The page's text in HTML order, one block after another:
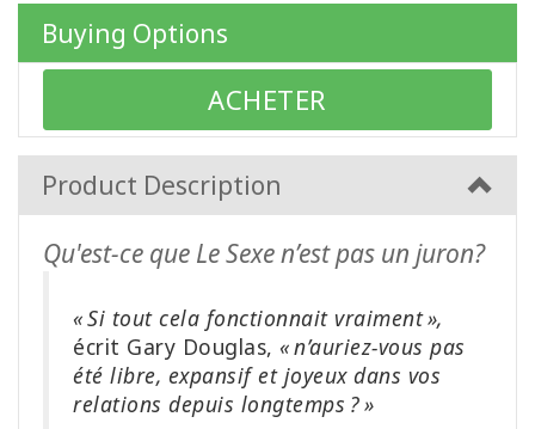
Buying Options
ACHETER
Product Description
Qu'est-ce que Le Sexe n’est pas un juron?
« Si tout cela fonctionnait vraiment »,
écrit Gary Douglas, « n’auriez-vous pas
été libre, expansif et joyeux dans vos
relations depuis longtemps ? »